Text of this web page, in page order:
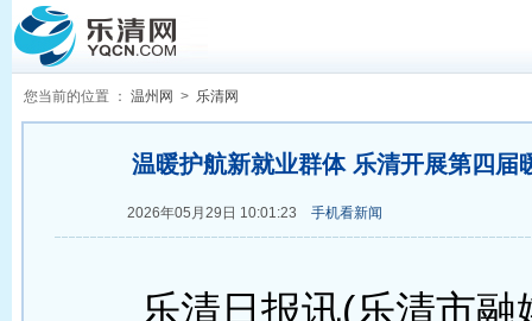
您当前的位置 ： 温州网 > 乐清网
温暖护航新就业群体 乐清开展第四届
2026年05月29日 10:01:23 手机看新闻
乐清日报讯(乐清市融